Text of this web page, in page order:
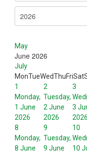
May
June 2026
July
MonTueWedThuFriSat
1
Monday,
1 June
2026
2
Tuesday,
2 June
2026
3
3
2026
8
Monday,
8 June
9
Tuesday,
9 June
10
10